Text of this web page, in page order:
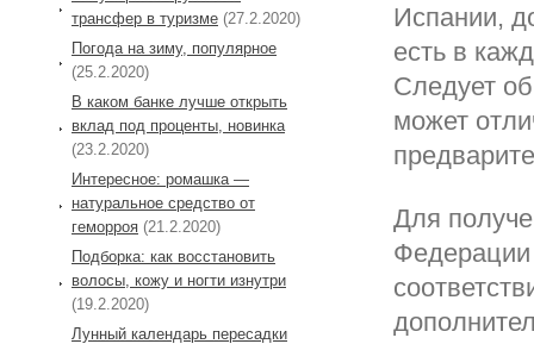
Испании,
есть в
Следует
может
Для
Федерации
трансфер в туризме (27.2.2020)
Погода на зиму, популярное
(25.2.2020)
В каком банке лучше открыть
вклад под проценты, новинка
(23.2.2020)
Интересное: ромашка —
натуральное средство от
геморроя (21.2.2020)
Подборка: как восстановить
волосы, кожу и ногти изнутри
(19.2.2020)
Лунный календарь пересадки